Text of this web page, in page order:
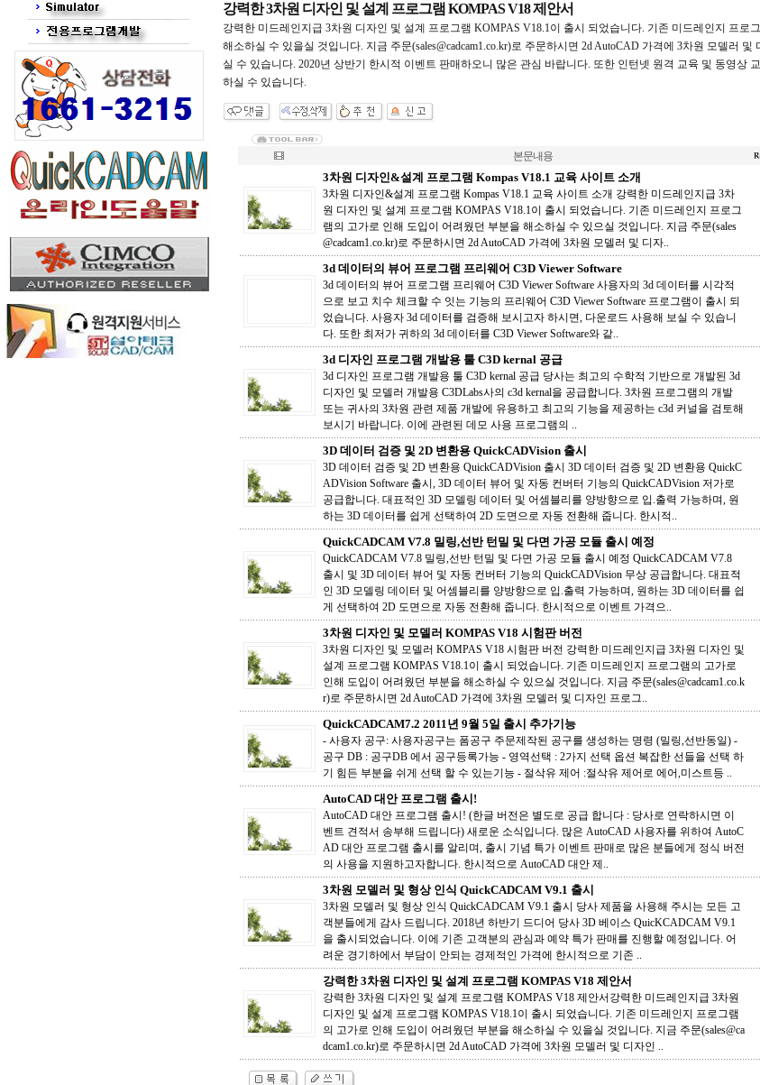
강력한 3차원 디자인 및 설계 프로그램 KOMPAS V18 제안서
강력한 미드레인지급 3차원 디자인 및 설계 프로그램 KOMPAS V18.1이 출시 되었습니다. 기존 미드레인지 프로
해소하실 수 있을실 것입니다. 지금 주문(sales@cadcam1.co.kr)로 주문하시면 2d AutoCAD 가격에 3차원 모델러
실 수 있습니다. 2020년 상반기 한시적 이벤트 판매하오니 많은 관심 바랍니다. 또한 인턴넷 원격 교육 및 동영상
하실 수 있습니다.
본문내용
3차원 디자인&설계 프로그램 Kompas V18.1 교육 사이트 소개
3차원 디자인&설계 프로그램 Kompas V18.1 교육 사이트 소개 강력한 미드레인지급 3차
원 디자인 및 설계 프로그램 KOMPAS V18.1이 출시 되었습니다. 기존 미드레인지 프로그
램의 고가로 인해 도입이 어려웠던 부분을 해소하실 수 있으실 것입니다. 지금 주문(sales
@cadcam1.co.kr)로 주문하시면 2d AutoCAD 가격에 3차원 모델러 및 디자..
3d 데이터의 뷰어 프로그램 프리웨어 C3D Viewer Software
3d 데이터의 뷰어 프로그램 프리웨어 C3D Viewer Software 사용자의 3d 데이터를 시각적
으로 보고 치수 체크할 수 잇는 기능의 프리웨어 C3D Viewer Software 프로그램이 출시 되
었습니다. 사용자 3d 데이터를 검증해 보시고자 하시면, 다운로드 사용해 보실 수 있습니
다. 또한 최저가 귀하의 3d 데이터를 C3D Viewer Software와 같..
3d 디자인 프로그램 개발용 툴 C3D kernal 공급
3d 디자인 프로그램 개발용 툴 C3D kernal 공급 당사는 최고의 수학적 기반으로 개발된 3d
디자인 및 모델러 개발용 C3DLabs사의 c3d kernal을 공급합니다. 3차원 프로그램의 개발
또는 귀사의 3차원 관련 제품 개발에 유용하고 최고의 기능을 제공하는 c3d 커널을 검토해
보시기 바랍니다. 이에 관련된 데모 사용 프로그램의 ..
3D 데이터 검증 및 2D 변환용 QuickCADVision 출시
3D 데이터 검증 및 2D 변환용 QuickCADVision 출시 3D 데이터 검증 및 2D 변환용 QuickC
ADVision Software 출시, 3D 데이터 뷰어 및 자동 컨버터 기능의 QuickCADVision 저가로
공급합니다. 대표적인 3D 모델링 데이터 및 어셈블리를 양방향으로 입.출력 가능하며, 원
하는 3D 데이터를 쉽게 선택하여 2D 도면으로 자동 전환해 줍니다. 한시적..
QuickCADCAM V7.8 밀링,선반 턴밀 및 다면 가공 모듈 출시 예정
QuickCADCAM V7.8 밀링,선반 턴밀 및 다면 가공 모듈 출시 예정 QuickCADCAM V7.8
출시 및 3D 데이터 뷰어 및 자동 컨버터 기능의 QuickCADVision 무상 공급합니다. 대표적
인 3D 모델링 데이터 및 어셈블리를 양방향으로 입.출력 가능하며, 원하는 3D 데이터를 쉽
게 선택하여 2D 도면으로 자동 전환해 줍니다. 한시적으로 이벤트 가격으..
3차원 디자인 및 모델러 KOMPAS V18 시험판 버전
3차원 디자인 및 모델러 KOMPAS V18 시험판 버전 강력한 미드레인지급 3차원 디자인 및
설계 프로그램 KOMPAS V18.1이 출시 되었습니다. 기존 미드레인지 프로그램의 고가로
인해 도입이 어려웠던 부분을 해소하실 수 있으실 것입니다. 지금 주문(sales@cadcam1.co.k
r)로 주문하시면 2d AutoCAD 가격에 3차원 모델러 및 디자인 프로그..
QuickCADCAM7.2 2011년 9월 5일 출시 추가기능
- 사용자 공구: 사용자공구는 폼공구 주문제작된 공구를 생성하는 명령 (밀링,선반동일) -
공구 DB : 공구DB 에서 공구등록가능 - 영역선택 : 2가지 선택 옵션 복잡한 선들을 선택 하
기 힘든 부분을 쉬게 선택 할 수 있는기능 - 절삭유 제어 :절삭유 제어로 에어,미스트등 ..
AutoCAD 대안 프로그램 출시!
AutoCAD 대안 프로그램 출시! (한글 버전은 별도로 공급 합니다 : 당사로 연락하시면 이
벤트 견적서 송부해 드립니다) 새로운 소식입니다. 많은 AutoCAD 사용자를 위하여 AutoC
AD 대안 프로그램 출시를 알리며, 출시 기념 특가 이벤트 판매로 많은 분들에게 정식 버전
의 사용을 지원하고자합니다. 한시적으로 AutoCAD 대안 제..
3차원 모델러 및 형상 인식 QuickCADCAM V9.1 출시
3차원 모델러 및 형상 인식 QuickCADCAM V9.1 출시 당사 제품을 사용해 주시는 모든 고
객분들에게 감사 드립니다. 2018년 하반기 드디어 당사 3D 베이스 QuicKCADCAM V9.1
을 출시되었습니다. 이에 기존 고객분의 관심과 예약 특가 판매를 진행할 예정입니다. 어
려운 경기하에서 부담이 안되는 경제적인 가격에 한시적으로 기존 ..
강력한 3차원 디자인 및 설계 프로그램 KOMPAS V18 제안서
강력한 3차원 디자인 및 설계 프로그램 KOMPAS V18 제안서강력한 미드레인지급 3차원
디자인 및 설계 프로그램 KOMPAS V18.1이 출시 되었습니다. 기존 미드레인지 프로그램
의 고가로 인해 도입이 어려웠던 부분을 해소하실 수 있을실 것입니다. 지금 주문(sales@ca
dcam1.co.kr)로 주문하시면 2d AutoCAD 가격에 3차원 모델러 및 디자인 ..